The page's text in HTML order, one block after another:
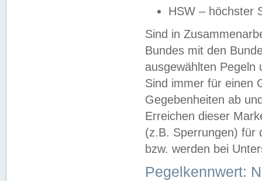
HSW – höchster
Sind in
Bundes mit den
ausgewählten
Sind immer für einen
Gegebenheiten ab
Erreichen dieser
(z.B. Sperrungen) für
bzw. werden bei
Pegelkennwert: